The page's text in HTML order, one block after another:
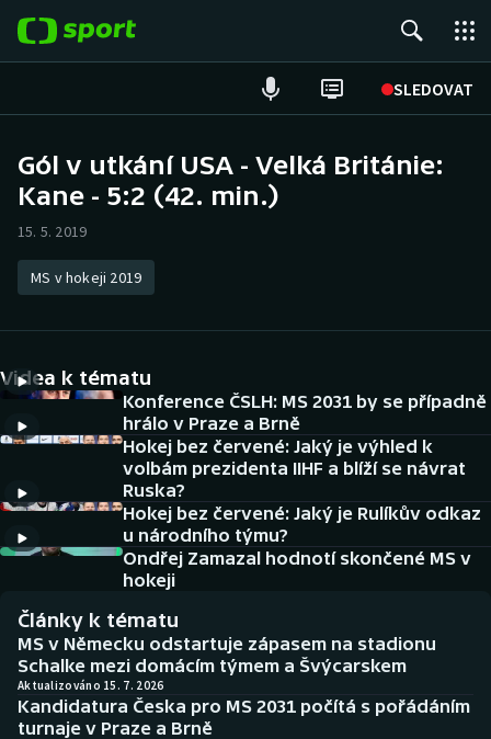
SLEDOVAT
Hokej
Atletika
DALŠÍ SPORTY
Americký fotbal
Baseball a softbal
Basketbal
Biatlon
Boby a skeleton
Box
NEPŘEHLÉDNĚTE
Soutěže
Historické návraty
Aplikace ČT sport
AZ kvíz
Gól v utkání USA - Velká Británie:
Kane - 5:2 (42. min.)
15. 5. 2019
MS v hokeji 2019
Videa k tématu
Konference ČSLH: MS 2031 by se případně
hrálo v Praze a Brně
Hokej bez červené: Jaký je výhled k
volbám prezidenta IIHF a blíží se návrat
Ruska?
Hokej bez červené: Jaký je Rulíkův odkaz
u národního týmu?
Ondřej Zamazal hodnotí skončené MS v
hokeji
Články k tématu
MS v Německu odstartuje zápasem na stadionu
Schalke mezi domácím týmem a Švýcarskem
Aktualizováno 15. 7. 2026
Kandidatura Česka pro MS 2031 počítá s pořádáním
turnaje v Praze a Brně